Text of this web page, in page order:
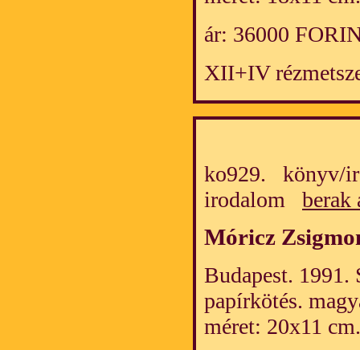
ár: 36000
XII+IV
ko929. könyv/
irodalom berak
Móricz
Budapest. 1991.
papírkötés.
méret: 20x11 cm.